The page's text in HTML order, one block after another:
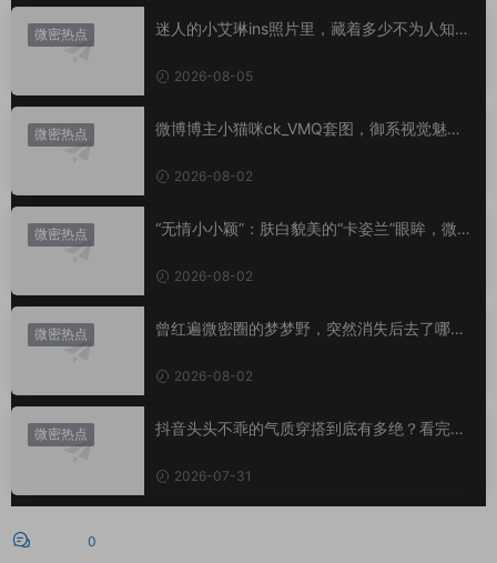
微密热点
迷人的小艾琳ins照片里，藏着多少不为人知的
2026-08-05
微密热点
微博博主小猫咪ck_VMQ套图，御系视觉魅力
2026-08-02
微密热点
“无情小小颖”：肤白貌美的“卡姿兰”眼眸，微密
2026-08-02
微密热点
曾红遍微密圈的梦梦野，突然消失后去了哪
2026-08-02
微密热点
抖音头头不乖的气质穿搭到底有多绝？看完想
2026-07-31
0